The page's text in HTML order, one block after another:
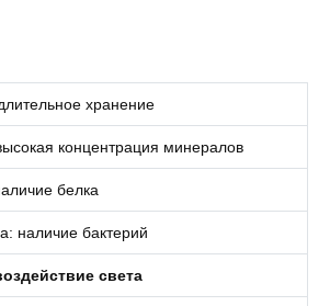
хранение
концентрация минералов
белка
наличие бактерий
света